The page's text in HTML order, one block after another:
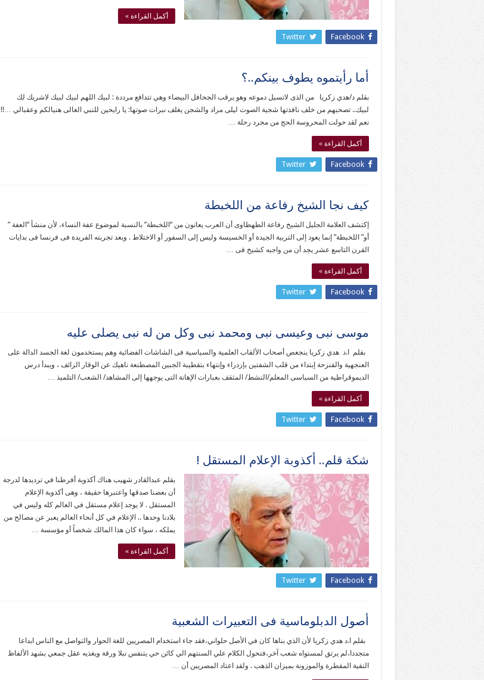
أكمل القراءة »
Facebook
Twitter
أما رأيتموه يطوف بينكم..؟
بقلم د/هدي زكريا من الذى لاتسيل دموعه وهو يرقب الجحافل البيضاء وهي تتدافع مرددة : لبيك اللهم لبيك لبيك لاشريك لك
لبيك.. تصحبهم من خلف نافذتها شجية الصوت ليلى مراد والشجن يغلف نبرات صوتها: يا رايحين للنبي الغالى هنيالكم وعقبالي …!!
نعم لقد حولت المحروسة الحج من مجرد رحلة …
أكمل القراءة »
Facebook
Twitter
كيف نجا الشيخ رفاعة من اللخبطة
إكتشف العلامة الجليل الشيخ رفاعة الطهطاوى أن العرب يعانون من “اللخبطة” بالنسبة لموضوع عفة النساء، لأن منشأ “العفة ”
أو” اللخبطة” إنما يعود إلى التربية الجيدة أو الخسيسة وليس إلى السفور أو الاختلاط . وبعد تجربته الفريدة فى فرنسا فى بدايات
القرن التاسع عشر يجد أن من واجبه كشيخ فى …
أكمل القراءة »
Facebook
Twitter
موسى نبى وعيسى نبى ومحمد نبى وكل من له نبى يصلى عليه
بقلم ا.د هدي زكريا ينجعص أصحاب الألقاب العلمية والسياسية فى الشاشات الفضائية وهم يستخدمون لغة الجسد الدالة على
العنجهية والقنزحة إبتداء من قلب الشفتين بإزدراء وإنتهاء بتقطيبة الجبين المصطنعة ناهيك عن الوقار الزائف ، ويبدأ درس
الديموقراطية من السياسى المعلم/النشط/ المثقف بعبارات الإهانة التى يوجهها إلى المشاهد/ الشعب/ التلميذ …
أكمل القراءة »
Facebook
Twitter
شكة قلم.. أكذوبة الإعلام المستقل !
بقلم عبدالقادر شهيب هناك أكذوبة أفرطنا في ترديدها لدرجة
أن بعضنا صدقها واعتبرها حقيقة ، وهى أكذوبة الإعلام
المستقل . لا يوجد إعلام مستقل في العالم كله وليس في
بلادنا وحدها .. الإعلام في كل أنحاء العالم يعبر عن مصالح من
يملكه ، سواء كان هذا المالك شخصاً أو مؤسسة …
أكمل القراءة »
Facebook
Twitter
أصول الدبلوماسية فى التعبيرات الشعبية
بقلم ا.د هدي زكريا لأن الذي بناها كان في الأصل حلواني،فقد جاء استخدام المصريين للغة الحوار والتواصل مع الناس ابداعا
متجددا،لم يرتق لمستواه شعب آخر،فتحول الكلام علي السنتهم الي كائن حي يتنفس نبلا ورقة ويغذيه عقل جمعي بشهد الألفاظ
النقية المقطرة والموزونة بميزان الذهب . ولقد اعتاد المصريين أن …